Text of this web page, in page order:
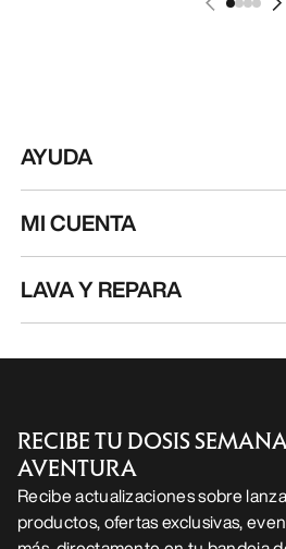
AYUDA
MI CUENTA
LAVA Y REPARA
RECIBE TU DOSIS
AVENTURA
Recibe actualizaciones sobre
productos, ofertas exclusivas,